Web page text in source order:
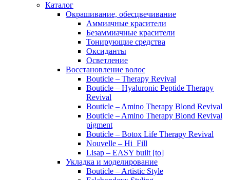
Каталог
Окрашивание, обесцвечивание
Аммиачные красители
Безаммиачные красители
Тонирующие средства
Оксиданты
Осветление
Восстановление волос
Bouticle – Therapy Revival
Bouticle – Hyaluronic Peptide Therapy
Revival
Bouticle – Amino Therapy Blond Revival
Bouticle – Amino Therapy Blond Revival
pigment
Bouticle – Botox Life Therapy Revival
Nouvelle – Hi_Fill
Lisap – EASY built [to]
Укладка и моделирование
Bouticle – Artistic Style